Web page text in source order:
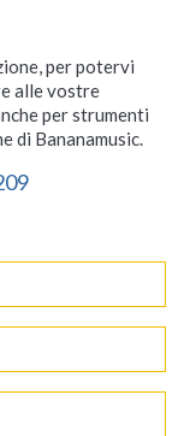
per potervi
alle vostre
per strumenti
di Bananamusic.